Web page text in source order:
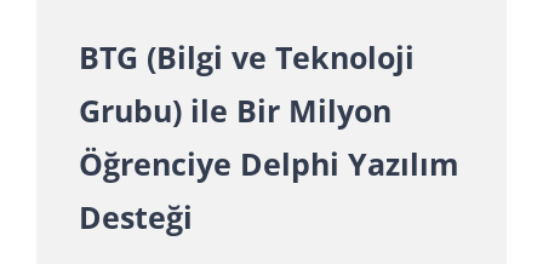
BTG (Bilgi ve Teknoloji
Grubu) ile Bir Milyon
Öğrenciye Delphi Yazılım
Desteği